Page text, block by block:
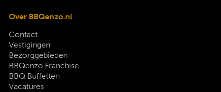
Over BBQenzo.nl
Contact
Vestigingen
Bezorggebieden
BBQenzo Franchise
BBQ Buffetten
Vacatures